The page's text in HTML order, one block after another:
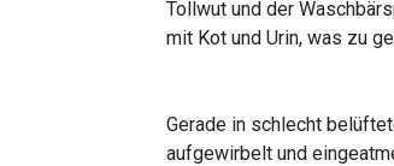
Tollwut und der
mit Kot und Urin, was zu
Gerade in schlecht
aufgewirbelt und